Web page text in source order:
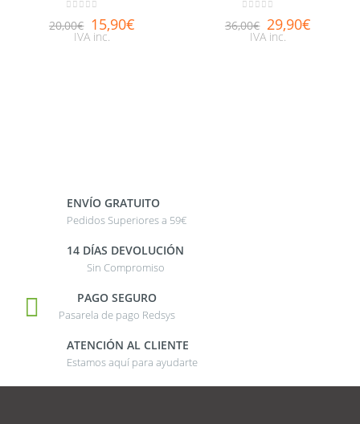
20,00€ 15,90€
IVA inc.
36,00€ 29,90€
IVA inc.
ENVÍO GRATUITO
Pedidos Superiores a 59€
14 DÍAS DEVOLUCIÓN
Sin Compromiso
PAGO SEGURO
Pasarela de pago Redsys
ATENCIÓN AL CLIENTE
Estamos aquí para ayudarte